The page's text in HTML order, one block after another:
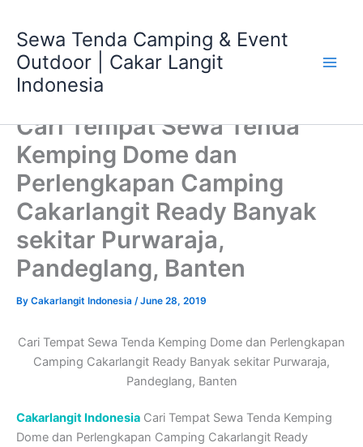
content
Sewa Tenda Camping & Event
Outdoor | Cakar Langit
Indonesia
Cari Tempat Sewa Tenda
Kemping Dome dan
Perlengkapan Camping
Cakarlangit Ready Banyak
sekitar Purwaraja,
Pandeglang, Banten
By Cakarlangit Indonesia /June 28, 2019
Cari Tempat Sewa Tenda Kemping Dome dan Perlengkapan
Camping Cakarlangit Ready Banyak sekitar Purwaraja,
Pandeglang, Banten
Cakarlangit Indonesia Cari Tempat Sewa Tenda Kemping
Dome dan Perlengkapan Camping Cakarlangit Ready